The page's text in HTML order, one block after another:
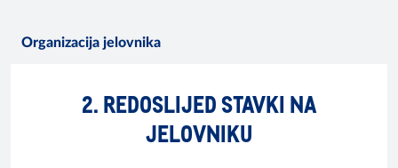
Organizacija jelovnika
2. REDOSLIJED STAVKI NA
JELOVNIKU